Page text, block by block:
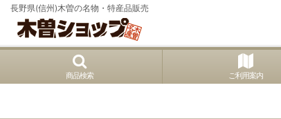
長野県(信州)木曽の名物・特産品販売
商品検索 ご利用案内